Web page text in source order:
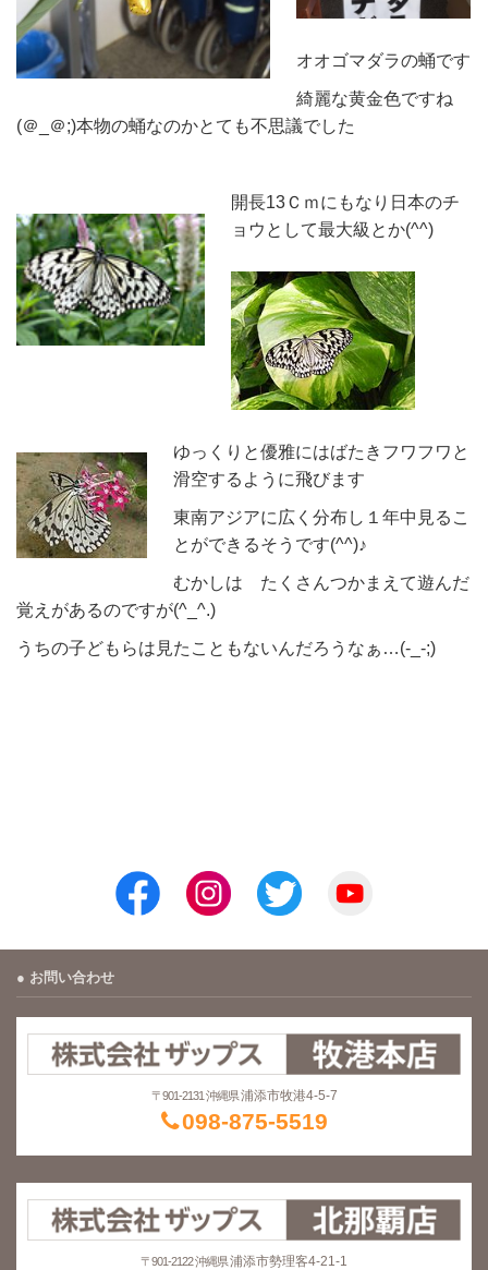
オオゴマダラの蛹です
綺麗な黄金色ですね
(＠_＠;)本物の蛹なのかとても不思議でした
開長13Ｃｍにもなり日本のチ
ョウとして最大級とか(^^)
ゆっくりと優雅にはばたきフワフワと
滑空するように飛びます
東南アジアに広く分布し１年中見るこ
とができるそうです(^^)♪
むかしは たくさんつかまえて遊んだ
覚えがあるのですが(^_^.)
うちの子どもらは見たこともないんだろうなぁ…(-_-;)
お問い合わせ
〒901-2131 沖縄県 浦添市牧港4-5-7
098-875-5519
〒901-2122 沖縄県浦添市勢理客4-21-1